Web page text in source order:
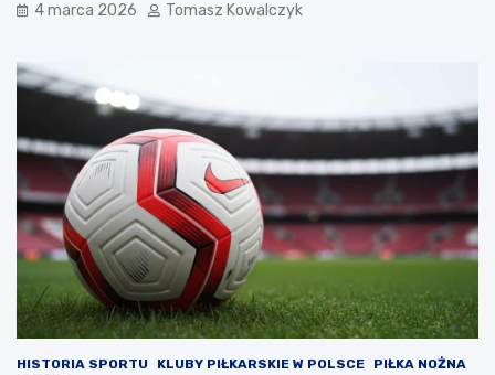
4 marca 2026 Tomasz Kowalczyk
HISTORIA SPORTU KLUBY PIŁKARSKIE W POLSCE
PIŁKA NOŻNA